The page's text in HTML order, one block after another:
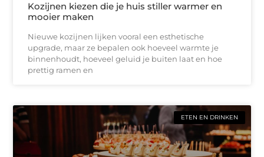
Kozijnen kiezen die je huis stiller warmer en
mooier maken
Nieuwe kozijnen lijken vooral een esthetische
upgrade, maar ze bepalen ook hoeveel warmte je
binnenhoudt, hoeveel geluid je buiten laat en hoe
prettig ramen en
ETEN EN DRINKEN